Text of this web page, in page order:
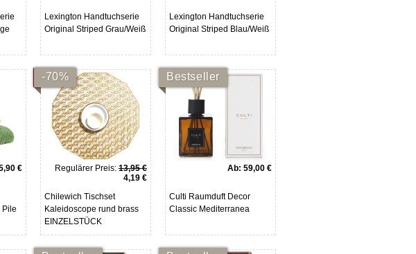
Lexington Handtuchserie
Original Striped Grau/Weiß
Lexington Handtuchserie
Original Striped Blau/Weiß
€
Pile
SALE
-70%
Regulärer Preis: 13,95 €
4,19 €
Chilewich Tischset
Kaleidoscope rund brass
EINZELSTÜCK
Bestseller
Ab: 59,00 €
Culti Raumduft Decor
Classic Mediterranea